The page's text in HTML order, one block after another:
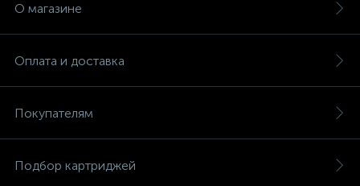
О магазине
Оплата и доставка
Покупателям
Подбор картриджей